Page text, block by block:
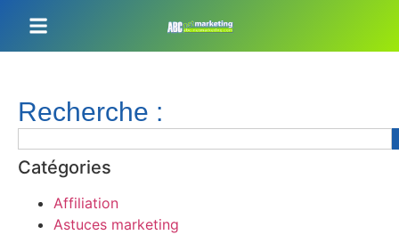
Recherche :
Catégories
Affiliation
Astuces marketing